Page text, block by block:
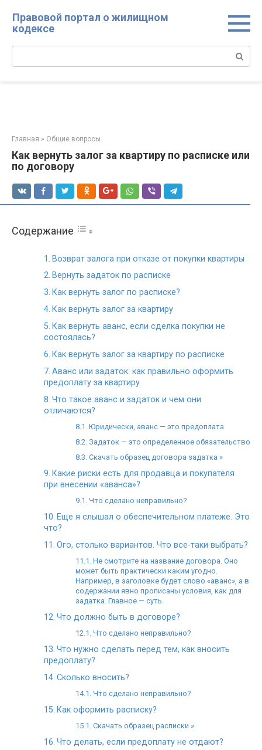
контенту
Правовой портал о жилищном
кодексе
Поиск:
Главная » Общие вопросы
Как вернуть залог за квартиру по расписке или
по договору
Содержание
Возврат залога при отказе от покупки квартиры
Вернуть задаток по расписке
Как вернуть залог по расписке?
Как вернуть залог за квартиру
Как вернуть аванс, если сделка покупки не
состоялась?
Как вернуть залог за квартиру по расписке
Аванс или задаток: как правильно оформить
предоплату за квартиру
Что такое аванс и задаток и чем они
отличаются?
Юридически, аванс — это предоплата
Задаток — это определенное обязательство
Скачать образец договора задатка »
Какие риски есть для продавца и покупателя
при внесении «аванса»?
Что сделано неправильно?
Еще я слышал о обеспечительном платеже. Это
что?
Ого, столько вариантов. Что все-таки выбрать?
Не смотрите на название договора. Оно
может быть практически каким угодно.
Например, в заголовке будет слово «аванс», а в
содержании явно прописаны условия, как для
задатка. Главное — суть.
Что должно быть в договоре?
Что сделано неправильно?
Что нужно сделать перед тем, как вносить
предоплату?
Сколько вносить?
Что сделано неправильно?
Как оформить расписку?
Скачать образец расписки »
Что делать, если предоплату не отдают?